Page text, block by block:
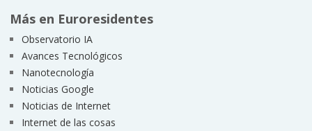
Más en Euroresidentes
Observatorio IA
Avances Tecnológicos
Nanotecnología
Noticias Google
Noticias de Internet
Internet de las cosas